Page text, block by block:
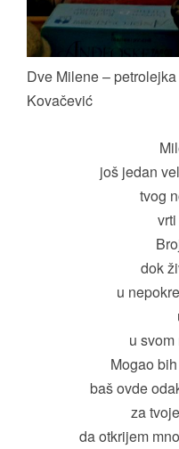
Dve Milene –
Kovačević
još jedan
tvog
dok
u
u
Mogao
baš ovde
za
da otkrijem